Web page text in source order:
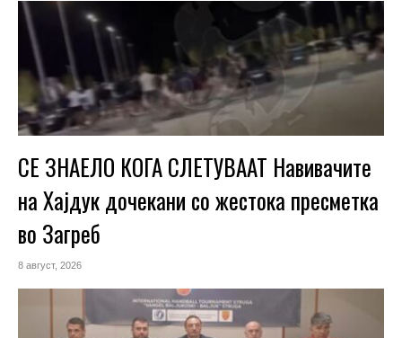
СЕ ЗНАЕЛО КОГА СЛЕТУВААТ Навивачите
на Хајдук дочекани со жестока пресметка
во Загреб
8 август, 2026